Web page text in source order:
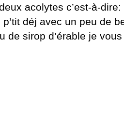
acolytes c’est-à-
déj avec un peu de
sirop d’érable je